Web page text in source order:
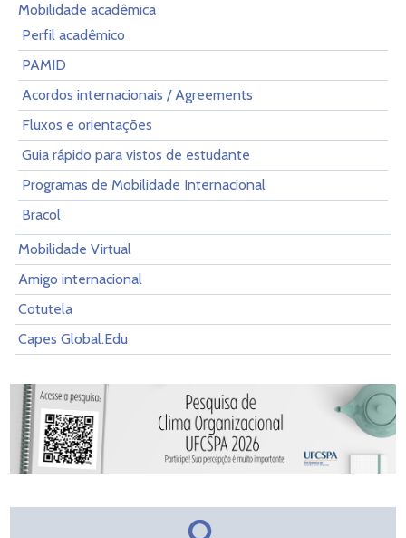
Mobilidade acadêmica
Perfil acadêmico
PAMID
Acordos internacionais / Agreements
Fluxos e orientações
Guia rápido para vistos de estudante
Programas de Mobilidade Internacional
Bracol
Mobilidade Virtual
Amigo internacional
Cotutela
Capes Global.Edu